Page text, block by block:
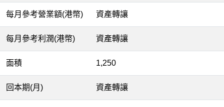
每月參考營業額(港幣) 資產轉讓
每月參考利潤(港幣) 資產轉讓
面積 1,250
回本期(月) 資產轉讓